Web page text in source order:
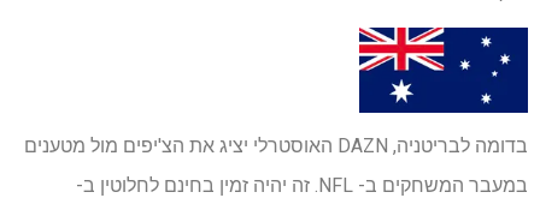
בדומה לבריטניה, DAZN האוסטרלי יציג את הצ'יפים מול מטענים
במעבר המשחקים ב- NFL. זה יהיה זמין בחינם לחלוטין ב-